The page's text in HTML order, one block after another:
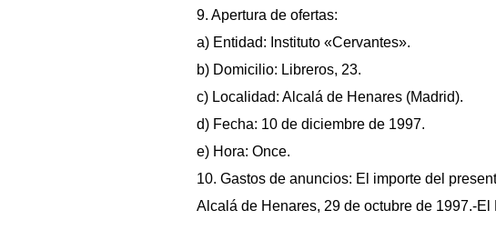
9. Apertura de ofertas:
a) Entidad: Instituto «Cervantes».
b) Domicilio: Libreros, 23.
c) Localidad: Alcalá de Henares (Madrid).
d) Fecha: 10 de diciembre de 1997.
e) Hora: Once.
10. Gastos de anuncios: El importe del
Alcalá de Henares, 29 de octubre de 1997.-